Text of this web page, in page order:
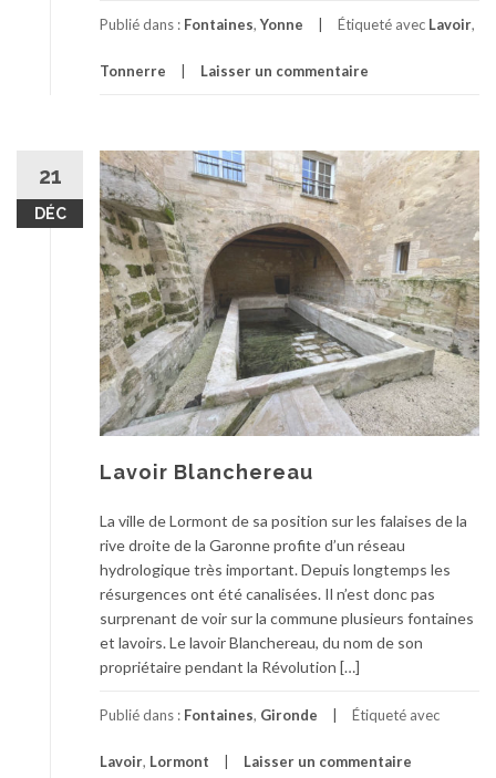
Publié dans : Fontaines,Yonne Étiqueté avec Lavoir,
Tonnerre Laisser un commentaire
21
DÉC
Lavoir Blanchereau
La ville de Lormont de sa position sur les falaises de la
rive droite de la Garonne profite d’un réseau
hydrologique très important. Depuis longtemps les
résurgences ont été canalisées. Il n’est donc pas
surprenant de voir sur la commune plusieurs fontaines
et lavoirs. Le lavoir Blanchereau, du nom de son
propriétaire pendant la Révolution […]
Publié dans : Fontaines, Gironde Étiqueté avec
Lavoir, Lormont Laisser un commentaire